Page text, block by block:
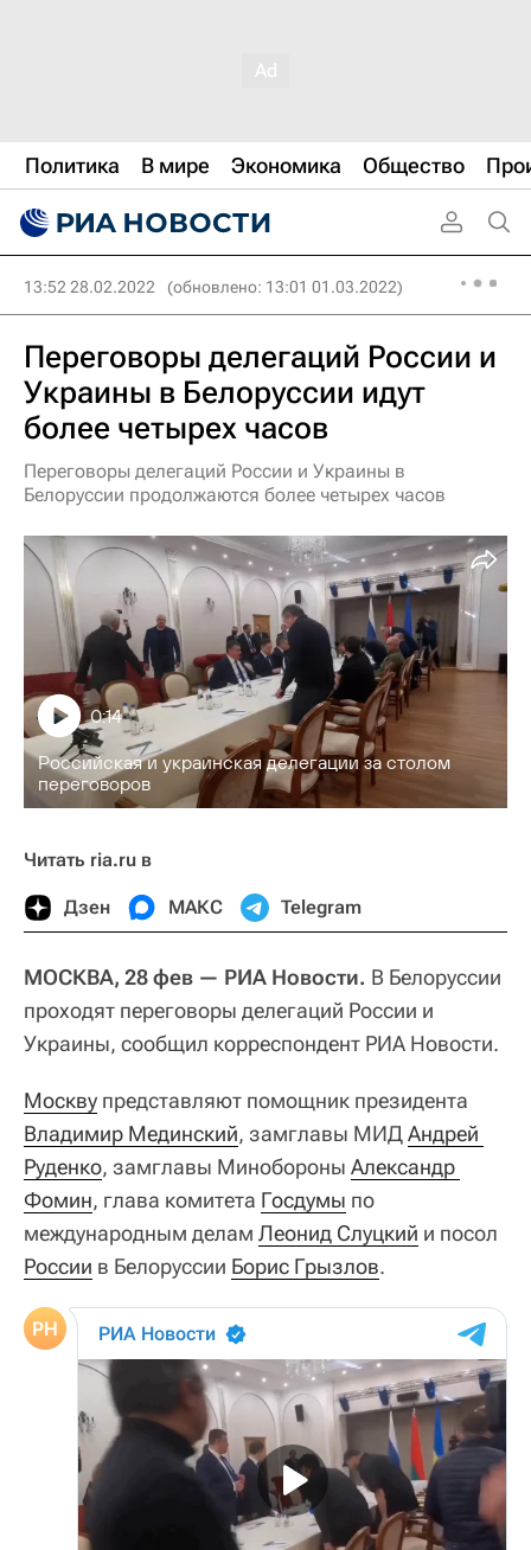
Политика В мире Экономика Общество
13:52 28.02.2022 (обновлено: 13:01 01.03.2022)
Переговоры делегаций России и
Украины в Белоруссии идут
более четырех часов
Переговоры делегаций России и Украины в
Белоруссии продолжаются более четырех часов
Российская и украинская делегации за столом
переговоров
0:14
Читать ria.ru в
Дзен МАКС Telegram
МОСКВА, 28 фев — РИА Новости. В Белоруссии
проходят переговоры делегаций России и
Украины, сообщил корреспондент РИА Новости.
Москву представляют помощник президента
Владимир Мединский, замглавы МИДАндрей
Руденко, замглавы Минобороны Александр
Фомин, глава комитета Госдумы по
международным делам Леонид Слуцкий и посол
России в Белоруссии Борис Грызлов.